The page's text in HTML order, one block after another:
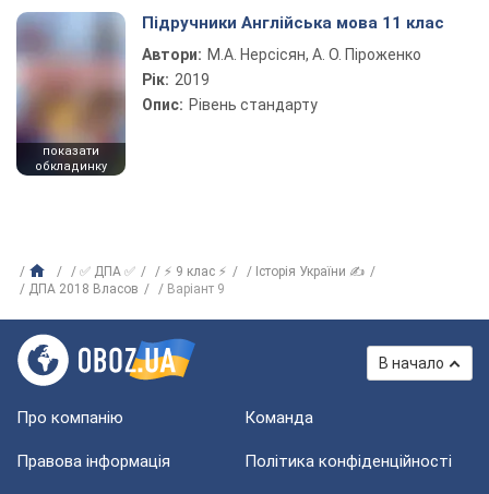
показати
обкладинку
Підручники Англійська мова 11 клас
Автори: М.А. Нерсісян, А. О. Піроженко
Рік: 2019
Опис: Рівень стандарту
✅ ДПА ✅ ⚡ 9 клас ⚡
Історія України ✍
ДПА 2018 Власов
Варіант 9
В начало
Про компанію Команда
Правова інформація Політика конфіденційності